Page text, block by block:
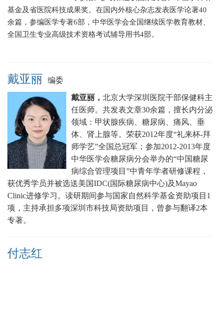
基金及省医院科技成果奖。在国内外核心杂志发表医学论著40
余篇，参编医学专著6部，中华医学会全国继续医学教育教材、
全国卫生专业高级技术资格考试辅导用书4部。
戴亚丽 编委
戴亚丽， 北京大学深圳医院干部保健科主
任医师。 共发表文章30余篇，擅长内分泌
领域：甲状腺疾病、糖尿病、痛风、垂
体、肾上腺等。 荣获2012年度“礼来杯-拜
师学艺”全国总冠军； 参加2012-2013年度
中华医学会糖尿病分会举办的“中国糖尿
病综合管理项目”中青年学者研修课程，
获优秀学员并被选送美国IDC(国际糖尿病中心)及Mayao
Clinic进修学习。 读研期间参与国家自然科学基金资助项目1
项，主持承担多项深圳市科技局资助项目，曾参与翻译2本
专著。
付志红